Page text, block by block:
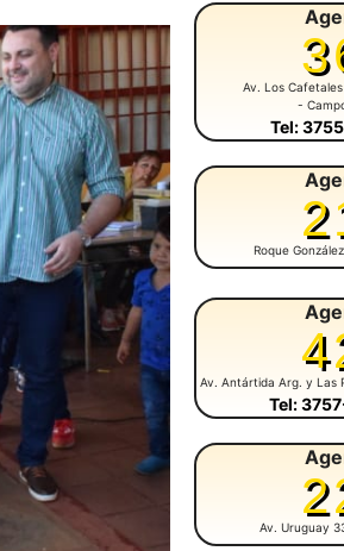
Av. Los
-
Tel:
Roque
Av. Antártida Arg. y Las
Tel:
Av. Uruguay